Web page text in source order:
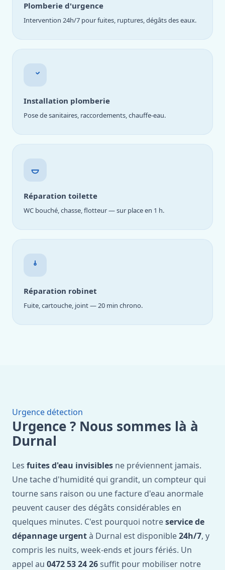
Plomberie d'urgence
Intervention 24h/7 pour fuites, ruptures, dégâts des eaux.
Installation plomberie
Pose de sanitaires, raccordements, chauffe-eau.
Réparation toilette
WC bouché, chasse, flotteur — sur place en 1 h.
Réparation robinet
Fuite, cartouche, joint — 20 min chrono.
Urgence détection
Urgence ? Nous sommes là à
Durnal
Les fuites d'eau invisibles ne préviennent jamais.
Une tache d'humidité qui grandit, un compteur qui
tourne sans raison ou une facture d'eau anormale
peuvent causer des dégâts considérables en
quelques minutes. C'est pourquoi notreservice de
dépannage urgentà Durnal est disponible24h/7, y
compris les nuits, week-ends et jours fériés. Un
appel au 0472 53 24 26 suffit pour mobiliser notre